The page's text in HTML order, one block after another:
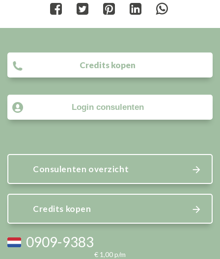
Share
Share
Share
Share
Credits kopen
Login consulenten
Consulenten overzicht
Credits kopen
0909-9383
€ 1,00 p/m